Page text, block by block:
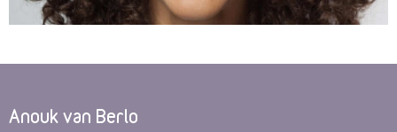
Anouk van Berlo